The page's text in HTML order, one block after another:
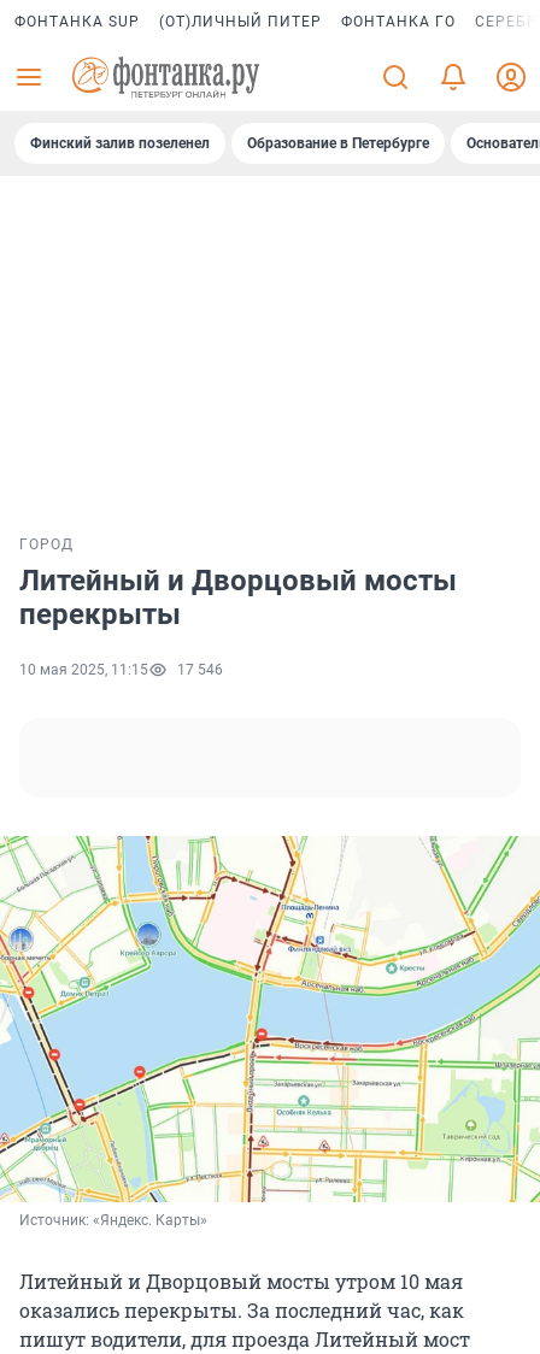
ФОНТАНКА SUP (ОТ)ЛИЧНЫЙ ПИТЕР ФОНТАНКА ГО
Финский залив позеленел Образование в Петербурге
ГОРОД
Литейный и Дворцовый мосты
перекрыты
10 мая 2025, 11:15 17 546
Источник: «Яндекс. Карты»
Литейный и Дворцовый мосты утром 10 мая
оказались перекрыты. За последний час, как
пишут водители, для проезда Литейный мост